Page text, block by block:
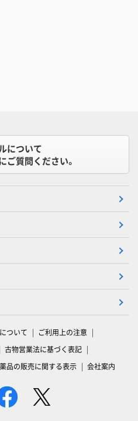
について
ご質問ください。
ついて
ご利用上の注意
古物営業法に基づく表記
品の販売に関する表示 会社案内